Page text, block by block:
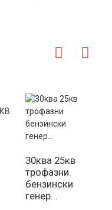
30ква 25кв
трофазни
бензински
генер...